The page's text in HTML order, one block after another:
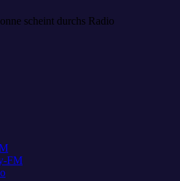
scheint durchs Radio
FM